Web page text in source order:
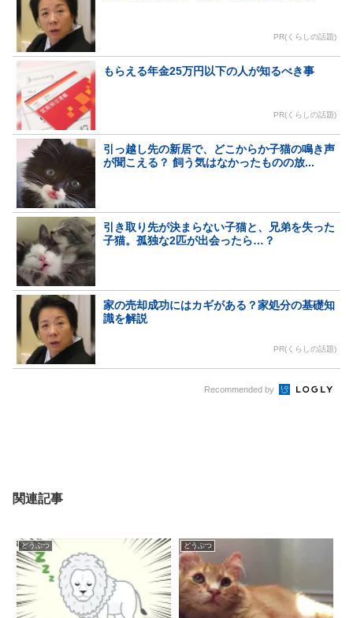
PR(くらしの話題)
もらえる年金25万円以下の人が知るべき事
PR(くらしの話題)
引っ越し先の新居で、どこからか子猫の鳴き声
が聞こえる？ 飼う気はなかったものの放...
引き取り先が決まらない子猫と、兄弟を失った
子猫。孤独な2匹が出会ったら…？
家の売却成功にはカギがある？家処分の基礎知
識を解説
PR(くらしの話題)
Recommended by
関連記事
どうぶつ どうぶつ